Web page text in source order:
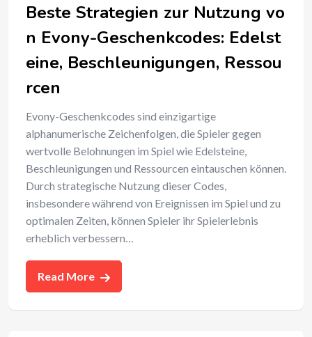
Beste Strategien zur Nutzung vo
n Evony-Geschenkcodes: Edelst
eine, Beschleunigungen, Ressou
rcen
Evony-Geschenkcodes sind einzigartige
alphanumerische Zeichenfolgen, die Spieler gegen
wertvolle Belohnungen im Spiel wie Edelsteine,
Beschleunigungen und Ressourcen eintauschen können.
Durch strategische Nutzung dieser Codes,
insbesondere während von Ereignissen im Spiel und zu
optimalen Zeiten, können Spieler ihr Spielerlebnis
erheblich verbessern…
Read More